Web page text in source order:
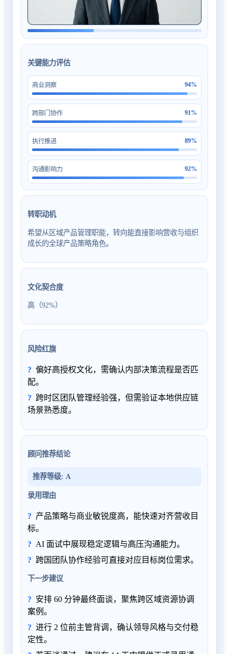
关键能力评估
商业洞察 94%
跨部门协作 91 %
执行推进 89%
沟通影响力 92%
转职动机
希望从区域产品管理职能，转向能直接影响营收与组织
成长的全球产品策略角色。
文化契合度
高（92%）
风险红旗
偏好高授权文化，需确认内部决策流程是否匹
配。
跨时区团队管理经验强，但需验证本地供应链
场景熟悉度。
顾问推荐结论
推荐等级: A
录用理由
产品策略与商业敏锐度高，能快速对齐营收目
标。
AI 面试中展现稳定逻辑与高压沟通能力。
跨国团队协作经验可直接对应目标岗位需求。
下一步建议
安排 60 分钟最终面谈，聚焦跨区域资源协调
案例。
进行 2 位前主管背调，确认领导风格与交付稳
定性。